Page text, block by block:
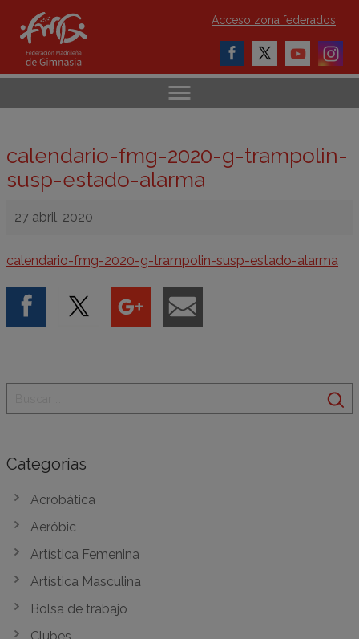
Acceso zona federados
calendario-fmg-2020-g-trampolin-
susp-estado-alarma
27 abril, 2020
calendario-fmg-2020-g-trampolin-susp-estado-alarma
Categorías
Acrobática
Aeróbic
Artística Femenina
Artística Masculina
Bolsa de trabajo